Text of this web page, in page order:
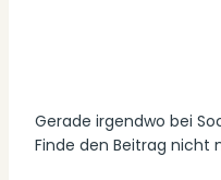
Gerade irgendwo bei
Finde den Beitrag nicht